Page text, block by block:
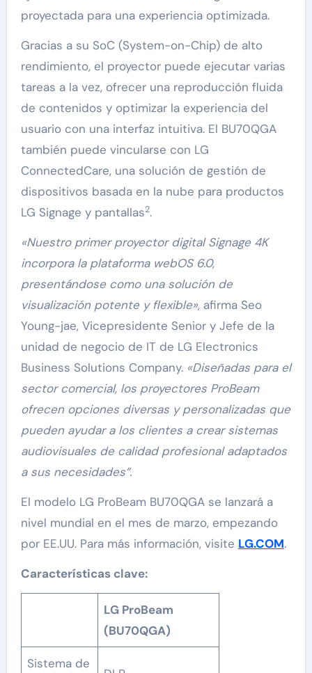
proyectada para una experiencia optimizada.
Gracias a su SoC (System-on-Chip) de alto
rendimiento, el proyector puede ejecutar varias
tareas a la vez, ofrecer una reproducción fluida
de contenidos y optimizar la experiencia del
usuario con una interfaz intuitiva. El BU70QGA
también puede vincularse con LG
ConnectedCare, una solución de gestión de
dispositivos basada en la nube para productos
LG Signage y pantallas2.
«Nuestro primer proyector digital Signage 4K
incorpora la plataforma webOS 6.0,
presentándose como una solución de
visualización potente y flexible»,afirma Seo
Young-jae, Vicepresidente Senior y Jefe de la
unidad de negocio de IT de LG Electronics
Business Solutions Company. «Diseñadas para el
sector comercial, los proyectores ProBeam
ofrecen opciones diversas y personalizadas que
pueden ayudar a los clientes a crear sistemas
audiovisuales de calidad profesional adaptados
a sus necesidades”.
El modelo LG ProBeam BU70QGA se lanzará a
nivel mundial en el mes de marzo, empezando
por EE.UU. Para más información, visite LG.COM.
Características clave:
LG ProBeam
(BU70QGA)
Sistema de